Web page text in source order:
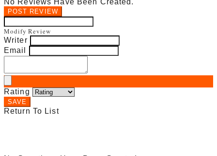
No Reviews Have Been Created.
POST REVIEW
Modify Review
Writer
Email
Rating
SAVE
Return To List